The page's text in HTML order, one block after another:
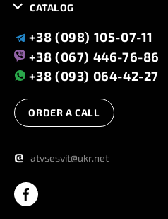
CATALOG
+38 (098) 105-07-11
+38 (067) 446-76-86
+38 (093) 064-42-27
ORDER A CALL
@ atvsesvit@ukr.net